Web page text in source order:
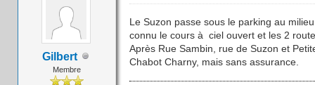
Gilbert
Membre
Le Suzon passe sous le parking au
connu le cours à ciel ouvert et les 2
Après Rue Sambin, rue de Suzon et
Chabot Charny, mais sans assurance.